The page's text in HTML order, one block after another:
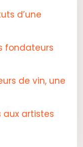
d’une
fondateurs
de vin, une
aux artistes